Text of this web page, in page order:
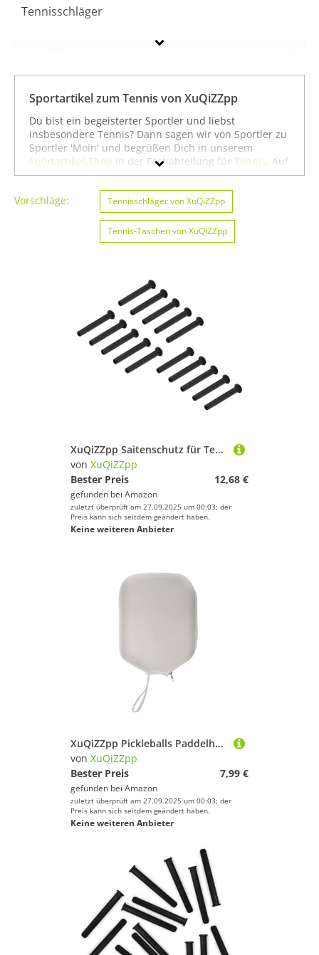
Tennisschläger
Preis
Farbe
Sportartikel zum Tennis von XuQiZZpp
Du bist ein begeisterter Sportler und liebst
insbesondere Tennis? Dann sagen wir von Sportler zu
Sportler 'Moin' und begrüßen Dich in unserem
Sportartikel-Shop in der Fachabteilung für Tennis . Auf
dieser Seite findest Du unser gesamtes Sortiment der
Marke XuQiZZpp speziell für die Sportart Tennis. Du
kannst die Auswahl weiter einschränken, zum Beispiel
Angeln von XuQiZZppoderBadminton von
. Wenn Du dagegen nicht gezielt für die
Sportart Tennis suchst, kannst Du Dich auch auf
findest, was Du suchst, und wünschen Dir weiter viel
Spaß und Erfolg beim Tennis!
Vorschläge: Tennisschläger von XuQiZZpp
Tennis-Taschen von XuQiZZpp
XuQiZZpp Saitenschutz für Tennisschläger
von XuQiZZpp
Bester Preis
12,68 €
gefunden bei Amazon
zuletzt überprüft am 27.09.2025 um 00:03; der
Preis kann sich seitdem geändert haben.
Keine weiteren Anbieter
XuQiZZpp Pickleballs Paddelhüllen Paddelärmel Reißverschlüsse Designs Pickleballs Schlägertasche Pickleballs Schlägertasche Schlägerschutz
von XuQiZZpp
Bester Preis
7,99 €
gefunden bei Amazon
zuletzt überprüft am 27.09.2025 um 00:03; der
Preis kann sich seitdem geändert haben.
Keine weiteren Anbieter